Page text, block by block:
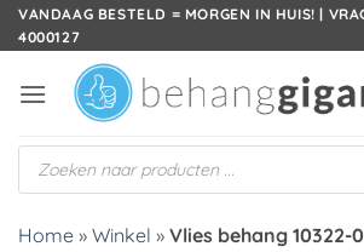
Ga
naar
VANDAAG BESTELD = MORGEN IN HUIS! |
4000127
Producten
zoeken
Home » Winkel » Vlies behang 10322-